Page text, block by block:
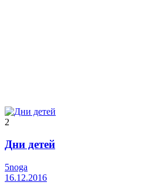
2
Дни детей
5noga
16.12.2016